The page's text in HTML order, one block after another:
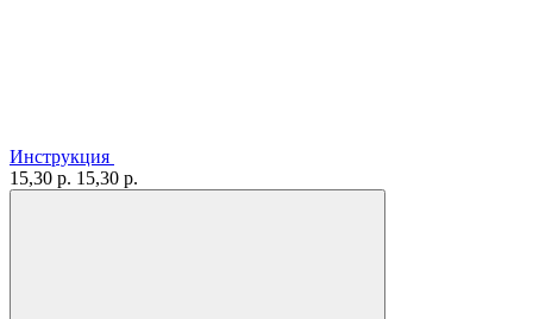
Инструкция
15,30 р. 15,30 р.